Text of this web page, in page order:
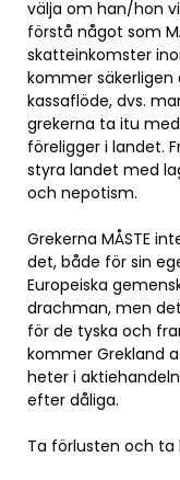
välja om han/hon
förstå något som
skatteinkomster
kommer
kassaflöde, dvs.
grekerna ta itu
föreligger i landet.
styra landet med
och nepotism.
Grekerna MÅSTE
det, både för sin
Europeiska
drachman, men
för de tyska och
kommer Grekland
heter i
efter dåliga.
Ta förlusten och ta